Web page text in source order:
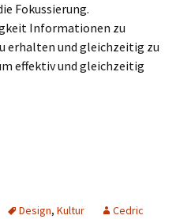
Fokussierung.
Informationen zu
erhalten und gleichzeitig zu
effektiv und gleichzeitig
Design, Kultur
Cedric